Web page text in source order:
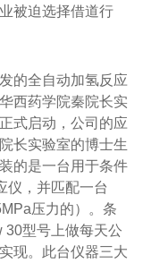
被迫选择借道行
的全自动加氢反应
西药学院秦院长实
式启动，公司的应
长实验室的博士生
的是一台用于条件
仪，并匹配一台
压力的）。条
30型号上做每天公
现。此台仪器三大